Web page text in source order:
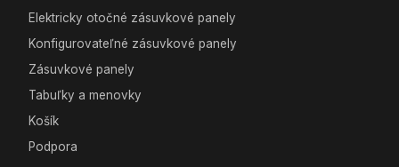
Elektricky otočné zásuvkové panely
Konfigurovateľné zásuvkové panely
Zásuvkové panely
Tabuľky a menovky
Košík
Podpora